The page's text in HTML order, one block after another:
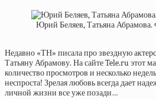
Юрий Беляев, Татьяна Абрамова.
Недавно «ТН» писала про звездную
Татьяну Абрамову. На сайте Tele.ru этот
количество просмотров и несколько
неспроста! Зрелая любовь всегда дает
личной жизни все уже позади…